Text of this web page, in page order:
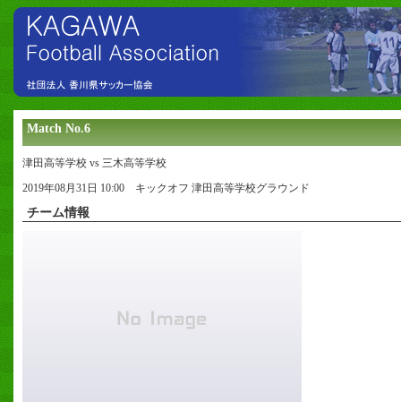
Match No.6
津田高等学校 vs 三木高等学校
2019年08月31日 10:00 キックオフ 津田高等学校グラウンド
チーム情報